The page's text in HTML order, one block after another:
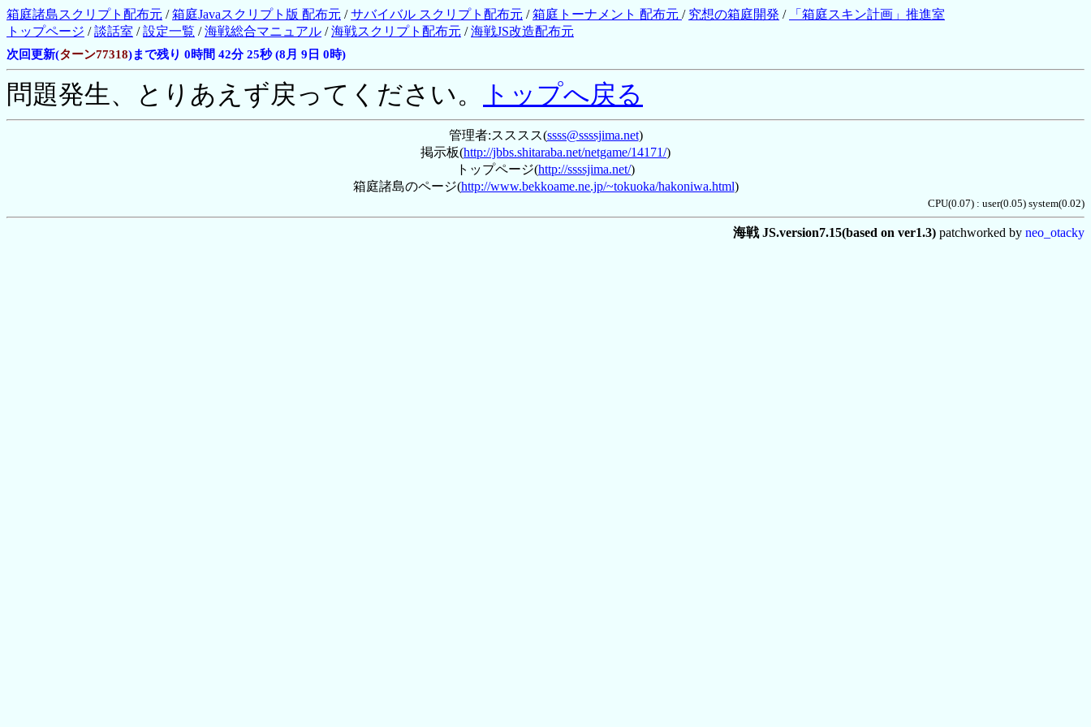
箱庭諸島スクリプト配布元 /箱庭Javaスクリプト版 配布元 /サバイバル スクリプト配布元 /箱庭トーナメント 配布元 / 究想の箱庭開発 /
「箱庭スキン計画」推進室
トップページ /談話室 /設定一覧 /海戦総合マニュアル /海戦スクリプト配布元 /海戦JS改造配布元
次回更新(ターン77318)まで残り 0時間 42分 25秒 (8月 9日 0時)
問題発生、とりあえず戻ってください。 トップへ戻る
管理者:スススス(ssss@ssssjima.net)
掲示板(http://jbbs.shitaraba.net/netgame/14171/)
トップページ(http://ssssjima.net/)
箱庭諸島のページ(http://www.bekkoame.ne.jp/~tokuoka/hakoniwa.html)
CPU(0.07) : user(0.05) system(0.02)
海戦 JS.version7.15(based on ver1.3) patchworked by neo_otacky